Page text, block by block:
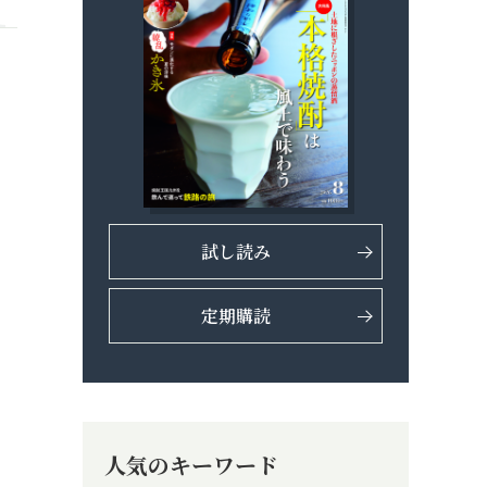
試し読み
定期購読
人気のキーワード